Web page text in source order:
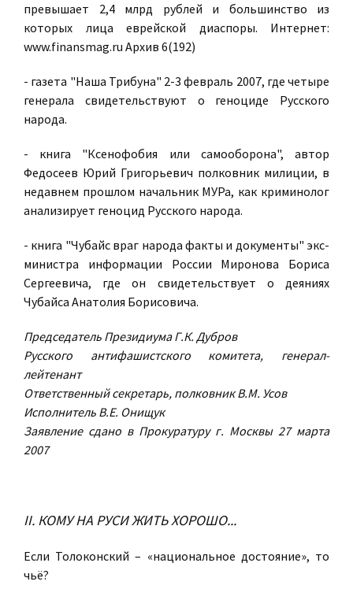
превышает 2,4 млрд рублей и большинство из
которых лица еврейской диаспоры. Интернет:
www.finansmag.ru Архив 6(192)
- газета "Наша Трибуна" 2-3 февраль 2007, где четыре
генерала свидетельствуют о геноциде Русского
народа.
- книга "Ксенофобия или самооборона", автор
Федосеев Юрий Григорьевич полковник милиции, в
недавнем прошлом начальник МУРа, как криминолог
анализирует геноцид Русского народа.
- книга "Чубайс враг народа факты и документы" экс-
министра информации России Миронова Бориса
Сергеевича, где он свидетельствует о деяниях
Чубайса Анатолия Борисовича.
Председатель Президиума Г.К. Дубров
Русского антифашистского комитета, генерал-
лейтенант
Ответственный секретарь, полковник В.М. Усов
Исполнитель В.Е. Онищук
Заявление сдано в Прокуратуру г. Москвы 27 марта
2007
II. КОМУ НА РУСИ ЖИТЬ ХОРОШО...
Если Толоконский – «национальное достояние», то
чьё?